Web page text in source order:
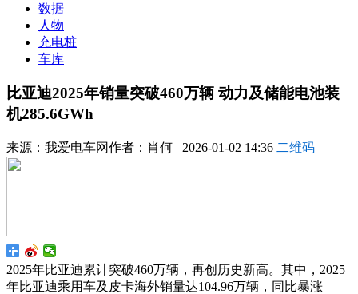
数据
人物
充电桩
车库
比亚迪2025年销量突破460万辆 动力及储能电池装
机285.6GWh
来源： 我爱电车网作者： 肖何 2026-01-02 14:36 二维码
2025年比亚迪累计突破460万辆，再创历史新高。其中，2025
年比亚迪乘用车及皮卡海外销量达104.96万辆，同比暴涨